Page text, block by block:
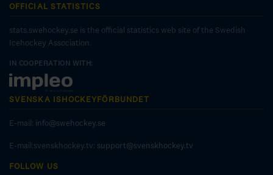
OFFICIAL STATISTICS
stats.swehockey.se is the official statistics web site of the Swedish
Icehockey Association.
IN COOPERATION WITH:
SVENSKA ISHOCKEYFÖRBUNDET
E-mail: info@swehockey.se
E-mail:svenskhockey.tv: support@svenskhockey.tv
FOLLOW US